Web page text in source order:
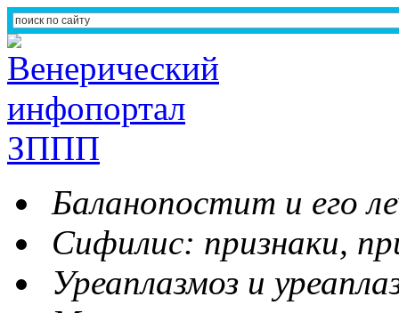
Баланопостит и его
Сифилис: признаки,
Уреаплазмоз и